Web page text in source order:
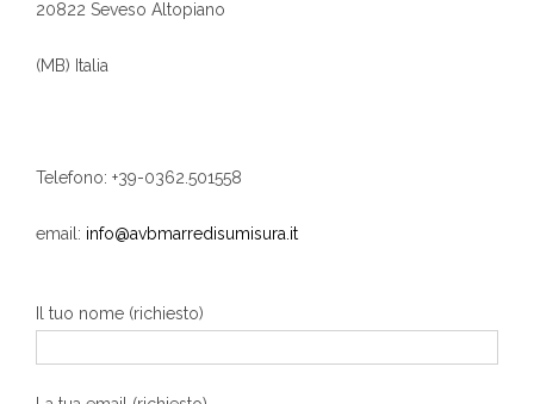
20822 Seveso Altopiano
(MB) Italia
Telefono: +39-0362.501558
email: info@avbmarredisumisura.it
Il tuo nome (richiesto)